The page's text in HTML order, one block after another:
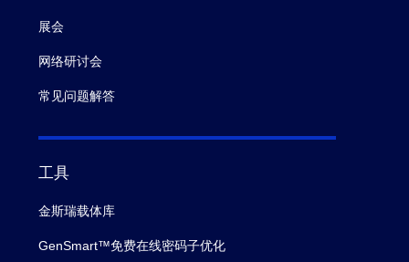
展会
网络研讨会
常见问题解答
工具
金斯瑞载体库
GenSmart™免费在线密码子优化